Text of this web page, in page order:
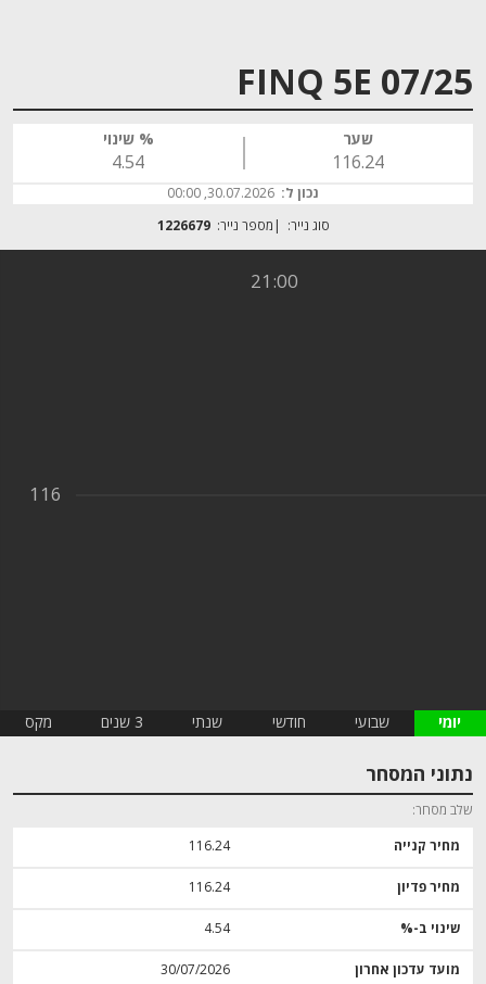
FINQ 5E 07/25
שער
116.24
% שינוי
4.54
נכון ל: 30.07.2026, 00:00
סוג נייר:
מספר נייר: 1226679
21:00
116
יומי שבועי חודשי שנתי 3 שנים מקס
נתוני המסחר
שלב מסחר
מחיר קנייה 116.24
מחיר פדיון 116.24
שינוי ב-% 4.54
מועד עדכון אחרון 30/07/2026